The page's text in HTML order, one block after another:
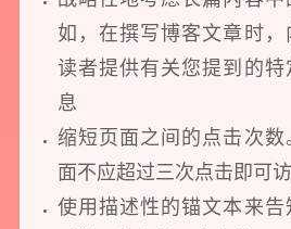
如，在撰写博客文章时，
读者提供有关您提到的特
息
缩短页面之间的点击次数
面不应超过三次点击即可
使用描述性的锚文本来告